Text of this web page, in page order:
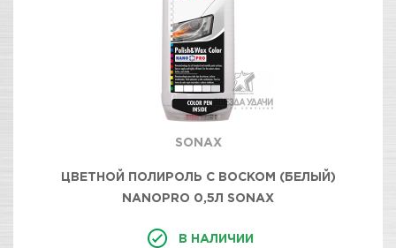
SONAX
ЦВЕТНОЙ ПОЛИРОЛЬ С ВОСКОМ (БЕЛЫЙ)
NANOPRO 0,5Л SONAX
В НАЛИЧИИ